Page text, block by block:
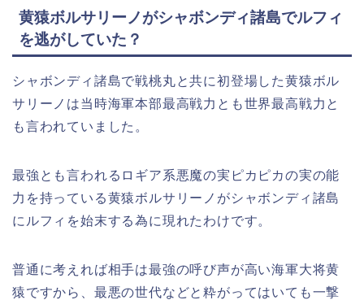
黄猿ボルサリーノがシャボンディ諸島でルフィ
を逃がしていた？
シャボンディ諸島で戦桃丸と共に初登場した黄猿ボル
サリーノは当時海軍本部最高戦力とも世界最高戦力と
も言われていました。
最強とも言われるロギア系悪魔の実ピカピカの実の能
力を持っている黄猿ボルサリーノがシャボンディ諸島
にルフィを始末する為に現れたわけです。
普通に考えれば相手は最強の呼び声が高い海軍大将黄
猿ですから、 最悪の世代などと粋がってはいても一撃